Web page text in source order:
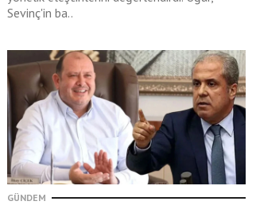
Sevinç'in ba..
GÜNDEM